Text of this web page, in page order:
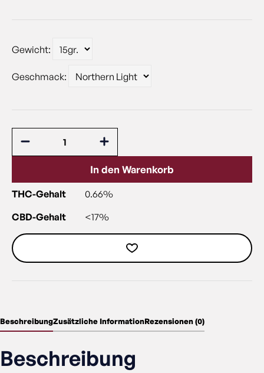
Gewicht:
Geschmack:
In den Warenkorb
THC-Gehalt
0.66%
CBD-Gehalt
<17%
BeschreibungZusätzliche InformationRezensionen (0)
Beschreibung